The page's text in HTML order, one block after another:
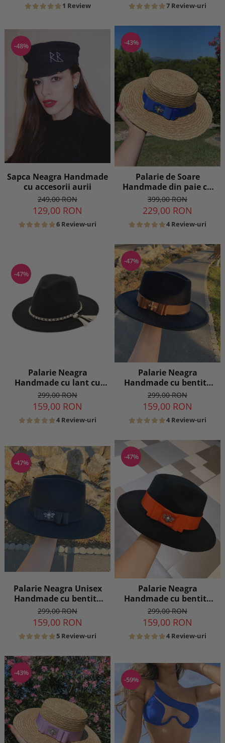
1 Review 7 Review-uri
-48%
Sapca Neagra Handmade
cu accesorii aurii
249,00 RON
129,00 RON
6 Review-uri
-43%
Palarie de Soare
Handmade din paie cu
Bor Lat si bentita
colorata detasabila
399,00 RON
229,00 RON
4 Review-uri
-47%
Palarie Neagra
Handmade cu lant cu
perle si franjuri
299,00 RON
159,00 RON
4 Review-uri
-47%
Palarie Neagra
Handmade cu bentita
detasabila la alegere
299,00 RON
159,00 RON
4 Review-uri
-47%
Palarie Neagra Unisex
Handmade cu bentita
detasabila la alegere
299,00 RON
159,00 RON
5 Review-uri
-47%
Palarie Neagra
Handmade cu bentita
detasabila la alegere
299,00 RON
159,00 RON
4 Review-uri
-43%
-59%